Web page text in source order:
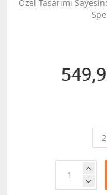
Özel Tasarımı